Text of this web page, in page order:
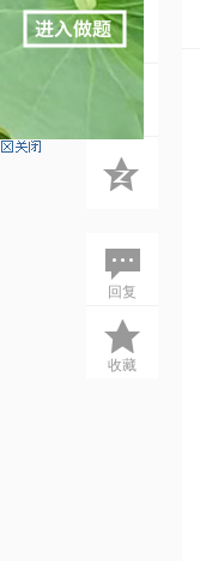
学
回复
收藏